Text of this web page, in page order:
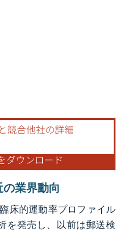
業界動向
床的運動率プロファイル
を発売し、以前は郵送検